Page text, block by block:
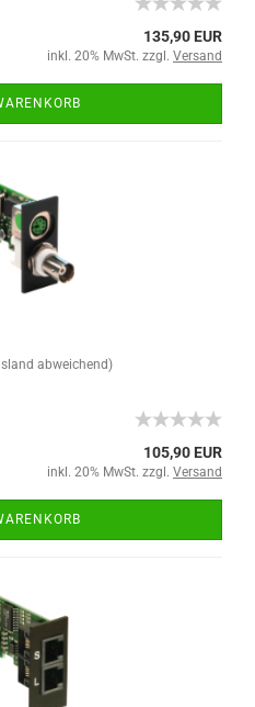
135,90 EUR
inkl. 20% MwSt. zzgl. Versand
abweichend)
105,90 EUR
inkl. 20% MwSt. zzgl. Versand